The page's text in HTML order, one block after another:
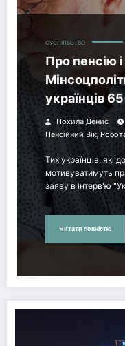
СУСПІЛЬСТВО
Про пенсію
українців
Похила Денис
Пенсійний Вік,
Тих українців, які
мотивуватимуть
заяву в інтерв'ю
Читати повністю